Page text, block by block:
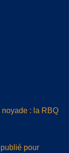
: la RBQ
pour